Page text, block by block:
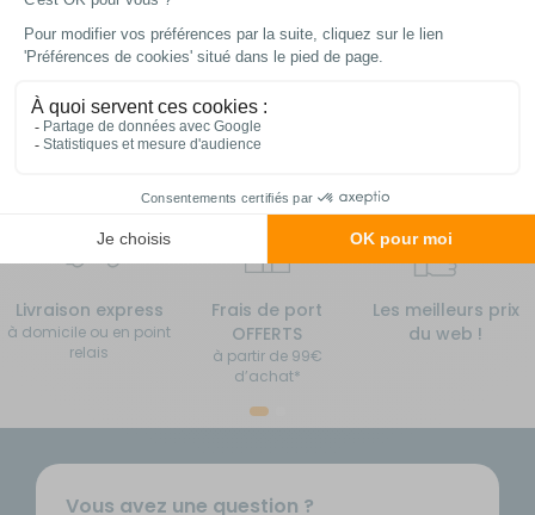
Ajouter au panier
En stock
Ajouter au panier
Livraison express
à domicile ou en point
relais
Frais de port
OFFERTS
à partir de 99€
d’achat*
Les meilleurs prix
du web !
Vous avez une question ?